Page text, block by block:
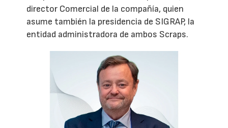
director Comercial de la compañía, quien
asume también la presidencia de SIGRAP, la
entidad administradora de ambos Scraps.